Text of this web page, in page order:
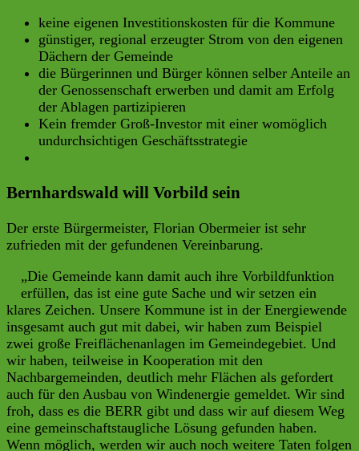
keine eigenen Investitionskosten für die Kommune
günstiger, regional erzeugter Strom von den eigenen
Dächern der Gemeinde
die Bürgerinnen und Bürger können selber Anteile an
der Genossenschaft erwerben und damit am Erfolg
der Ablagen partizipieren
Kein fremder Groß-Investor mit einer womöglich
undurchsichtigen Geschäftsstrategie
Bernhardswald will Vorbild sein
Der erste Bürgermeister, Florian Obermeier ist sehr
zufrieden mit der gefundenen Vereinbarung.
„Die Gemeinde kann damit auch ihre Vorbildfunktion
erfüllen, das ist eine gute Sache und wir setzen ein
klares Zeichen. Unsere Kommune ist in der Energiewende
insgesamt auch gut mit dabei, wir haben zum Beispiel
zwei große Freiflächenanlagen im Gemeindegebiet. Und
wir haben, teilweise in Kooperation mit den
Nachbargemeinden, deutlich mehr Flächen als gefordert
auch für den Ausbau von Windenergie gemeldet. Wir sind
froh, dass es die BERR gibt und dass wir auf diesem Weg
eine gemeinschaftstaugliche Lösung gefunden haben.
Wenn möglich, werden wir auch noch weitere Taten folgen